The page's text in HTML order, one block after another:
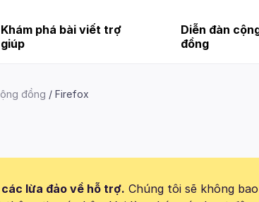
Khám phá bài viết trợ
giúp
Diễn đàn
đồng
đồng Firefox
lừa đảo về hỗ trợ. Chúng tôi sẽ không